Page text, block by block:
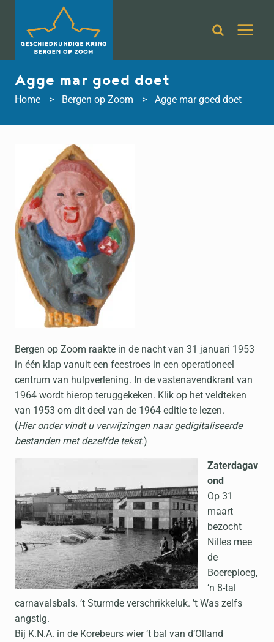
inhoud
Agge mar goed doet
Home Bergen op Zoom Agge mar goed doet
Bergen op Zoom raakte in de nacht van 31 januari 1953
in één klap vanuit een feestroes in een operationeel
centrum van hulpverlening. In de vastenavendkrant van
1964 wordt hierop teruggekeken. Klik op het veldteken
van 1953 om dit deel van de 1964 editie te lezen.
(Hier onder vindt u verwijzingen naar gedigitaliseerde
bestanden met dezelfde tekst.)
Zaterdagav
ond
Op 31
maart
bezocht
Nilles mee
de
Boereploeg,
‘n 8-tal
carnavalsbals. ’t Sturmde verschrikkeluk. ’t Was zelfs
angstig.
Bij K.N.A. in de Korebeurs wier ’t bal van d’Olland